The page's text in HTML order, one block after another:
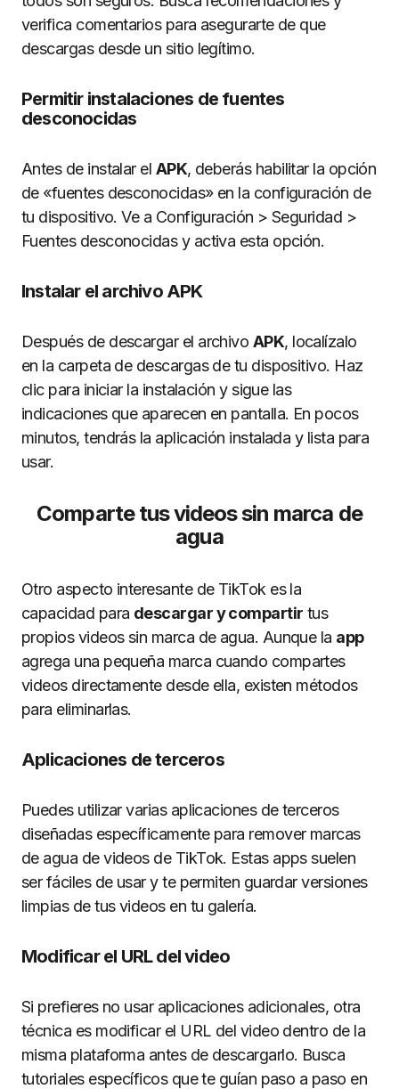
verifica comentarios para asegurarte de que
descargas desde un sitio legítimo.
Permitir instalaciones de fuentes
desconocidas
Antes de instalar el APK, deberás habilitar la opción
de «fuentes desconocidas» en la configuración de
tu dispositivo. Ve a Configuración > Seguridad >
Fuentes desconocidas y activa esta opción.
Instalar el archivo APK
Después de descargar el archivo APK, localízalo
en la carpeta de descargas de tu dispositivo. Haz
clic para iniciar la instalación y sigue las
indicaciones que aparecen en pantalla. En pocos
minutos, tendrás la aplicación instalada y lista para
usar.
Comparte tus videos sin marca de
agua
Otro aspecto interesante de TikTok es la
capacidad para descargar y compartir tus
propios videos sin marca de agua. Aunque la app
agrega una pequeña marca cuando compartes
videos directamente desde ella, existen métodos
para eliminarlas.
Aplicaciones de terceros
Puedes utilizar varias aplicaciones de terceros
diseñadas específicamente para remover marcas
de agua de videos de TikTok. Estas apps suelen
ser fáciles de usar y te permiten guardar versiones
limpias de tus videos en tu galería.
Modificar el URL del video
Si prefieres no usar aplicaciones adicionales, otra
técnica es modificar el URL del video dentro de la
misma plataforma antes de descargarlo. Busca
tutoriales específicos que te guían paso a paso en